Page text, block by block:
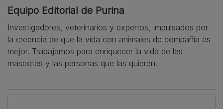
Equipo Editorial de Purina
Investigadores, veterinarios y expertos, impulsados por
la creencia de que la vida con animales de compañía es
mejor. Trabajamos para enriquecer la vida de las
mascotas y las personas que las quieren.